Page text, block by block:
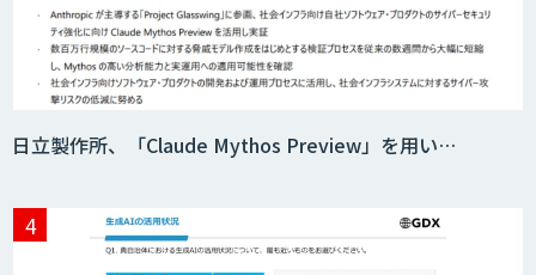
日立製作所、「Claude Mythos Preview」を用い…